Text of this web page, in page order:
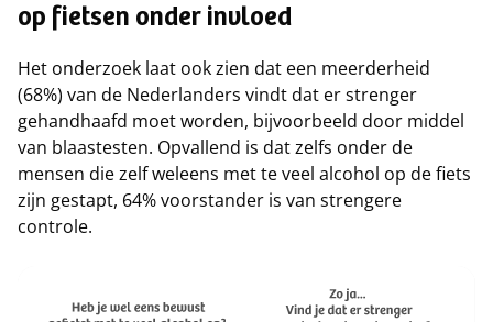
op fietsen onder invloed
Het onderzoek laat ook zien dat een meerderheid
(68%) van de Nederlanders vindt dat er strenger
gehandhaafd moet worden, bijvoorbeeld door middel
van blaastesten. Opvallend is dat zelfs onder de
mensen die zelf weleens met te veel alcohol op de fiets
zijn gestapt, 64% voorstander is van strengere
controle.